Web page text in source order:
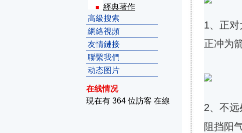
經典著作
高級搜索
網絡視頻
友情鏈接
聯繫我們
动态图片
在线情况
現在有 364 位訪客 在線
1、正对
正冲为
2、不远
阻挡阳